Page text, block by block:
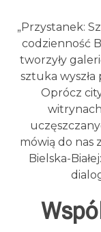
„Przystanek:
codzienność
tworzyły
sztuka wyszła
Oprócz
mówią do nas
Bielska-